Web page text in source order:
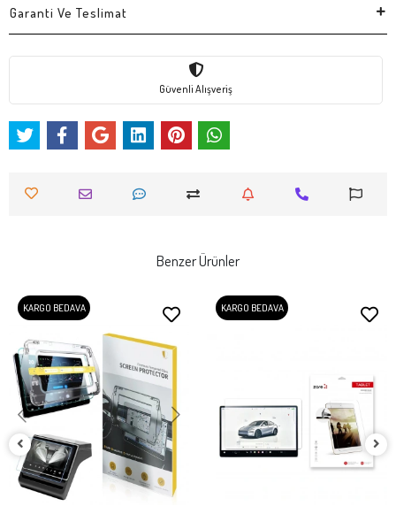
Garanti Ve Teslimat
Güvenli Alışveriş
Benzer Ürünler
KARGO BEDAVA KARGO BEDAVA